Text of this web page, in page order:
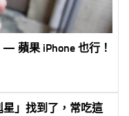
蘋果 iPhone 也行！
」找到了，常吃這